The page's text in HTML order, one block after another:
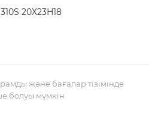
20Х23Н18
және бағалар тізімінде
болуы мүмкін